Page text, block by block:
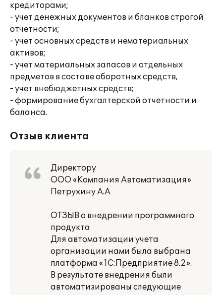
кредиторами;
- учет денежных документов и бланков строгой
отчетности;
- учет основных средств и нематериальных
активов;
- учет материальных запасов и отдельных
предметов в составе оборотных средств,
- учет внебюджетных средств;
- формирование бухгалтерской отчетности и
баланса.
Отзыв клиента
Директору
ООО «Компания Автоматизация»
Петрухину А.А
ОТЗЫВ о внедрении программного
продукта
Для автоматизации учета
организации нами была выбрана
платформа «1С:Предприятие 8.2».
В результате внедрения были
автоматизированы следующие